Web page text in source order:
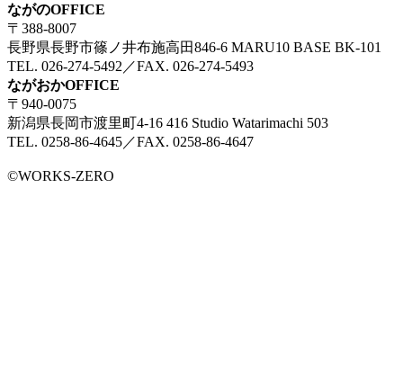
ながのOFFICE
〒388-8007
長野県長野市篠ノ井布施高田846-6 MARU10 BASE BK-101
TEL. 026-274-5492／FAX. 026-274-5493
ながおかOFFICE
〒940-0075
新潟県長岡市渡里町4-16 416 Studio Watarimachi 503
TEL. 0258-86-4645／FAX. 0258-86-4647
©WORKS-ZERO